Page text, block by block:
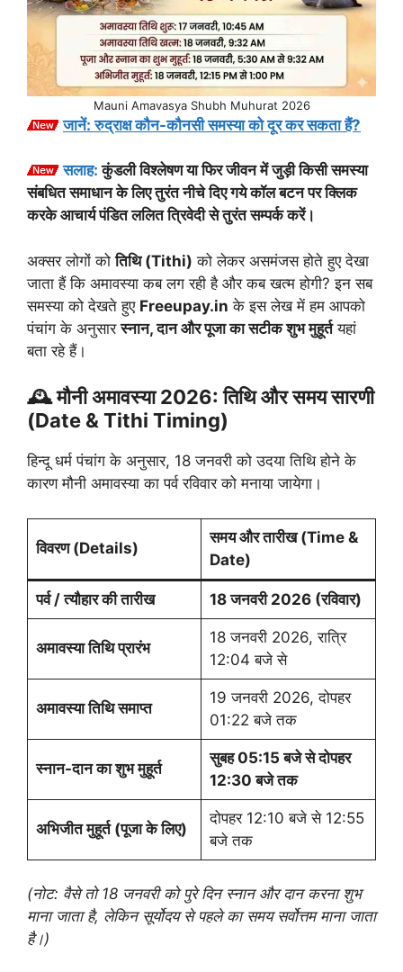
Mauni Amavasya Shubh Muhurat 2026
जानें: रुद्राक्ष कौन-कौनसी समस्या को दूर कर सकता हैं?
सलाह: कुंडली विश्लेषण या फिर जीवन में जुड़ी किसी समस्या
संबधित समाधान के लिए तुरंत नीचे दिए गये कॉल बटन पर क्लिक
करके आचार्य पंडित ललित त्रिवेदी से तुरंत सम्पर्क करें।
अक्सर लोगों कोतिथि (Tithi) को लेकर असमंजस होते हुए देखा
जाता हैं कि अमावस्या कब लग रही है और कब खत्म होगी? इन सब
समस्या को देखते हुए Freeupay.in के इस लेख में हम आपको
पंचांग के अनुसारस्नान, दान और पूजा का सटीक शुभ मुहूर्तयहां
बता रहे हैं।
🕰️ मौनी अमावस्या 2026: तिथि और समय सारणी
(Date & Tithi Timing)
हिन्दू धर्म पंचांग के अनुसार, 18 जनवरी को उदया तिथि होने के
कारण मौनी अमावस्या का पर्व रविवार को मनाया जायेगा।
विवरण (Details)
समय और तारीख (Time &
Date)
पर्व / त्यौहार की तारीख 18 जनवरी 2026 (रविवार)
अमावस्या तिथि प्रारंभ
18 जनवरी 2026, रात्रि
12:04 बजे से
अमावस्या तिथि समाप्त
19 जनवरी 2026, दोपहर
01:22 बजे तक
स्नान-दान का शुभ मुहूर्त
सुबह 05:15 बजे से दोपहर
12:30 बजे तक
अभिजीत मुहूर्त (पूजा के लिए)
दोपहर 12:10 बजे से 12:55
बजे तक
(नोट: वैसे तो 18 जनवरी को पुरे दिन स्नान और दान करना शुभ
माना जाता है, लेकिन सूर्योदय से पहले का समय सर्वोत्तम माना जाता
है।)